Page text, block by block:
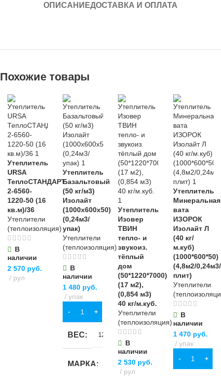
ОПИСАНИЕДОСТАВКА И ОПЛАТА
Похожие товары
Утеплитель
URSA
ТеплоСТАНДАРТ
2-6560-
1220-50 (16
кв.м)/36
Утеплители
(теплоизоляция)
В
наличии
2 570 руб.
рул
Утеплитель
Базальтовый
(50 кг/м3)
Изолайт
(1000х600х50)
(0,24м3/
упак)
Утеплители
(теплоизоляция)
В
наличии
1 480 руб.
упак
В КОРЗИНУ
ВЕС 12 кг
МАРКА Isoroc
Утеплитель
Изовер
ТВИН
тепло- и
звукоиз.
тёплый
дом
(50*1220*7000)
(17 м2),
(0,854 м3)
40 кг/м.куб.
Утеплители
(теплоизоляция)
В
наличии
2 530 руб.
рул
Утеплитель
Минеральная
вата
ИЗОРОК
Изолайт Л
(40 кг/
м.куб)
(1000*600*50)
(4,8м2/
плит)
Утеплители
В
наличии
1 470 руб.
упак
В КОРЗИНУ